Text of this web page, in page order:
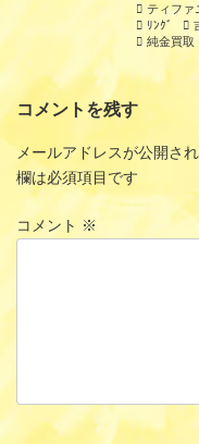
ティファ
ﾘﾝｸﾞ
純金買取
コメントを残す
メールアドレスが公開さ
欄は必須項目です
コメント ※